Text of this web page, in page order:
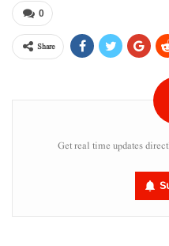
0
Share
Get real time updates